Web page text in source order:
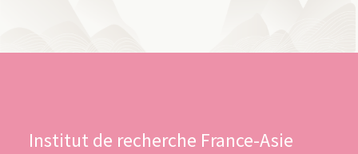
Institut de recherche France-Asie